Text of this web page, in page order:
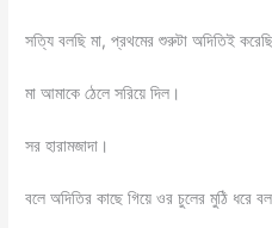
সত্যি বলছি মা, প্রথমের শুরুটা অদিতিই
মা আমাকে ঠেলে সরিয়ে দিল।
সর হারামজাদা।
বলে অদিতির কাছে গিয়ে ওর চুলের মুঠি ধরে